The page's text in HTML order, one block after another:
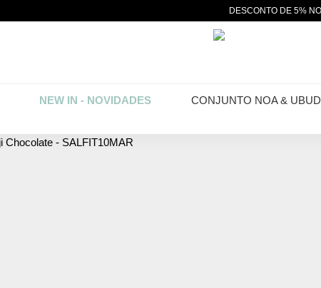
DESCONTO DE 5% NO PIX
NEW IN - NOVIDADES CONJUNTO NOA & UBUD